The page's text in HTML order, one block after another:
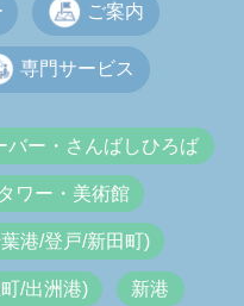
ご案内
専門サービス
バー・さんばしひろば
ワー・美術館
港/登戸/新田町)
/出洲港) 新港